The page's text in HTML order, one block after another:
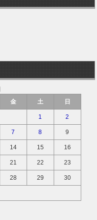
金 土 日
1 2
7 8 9
14 15 16
21 22 23
28 29 30